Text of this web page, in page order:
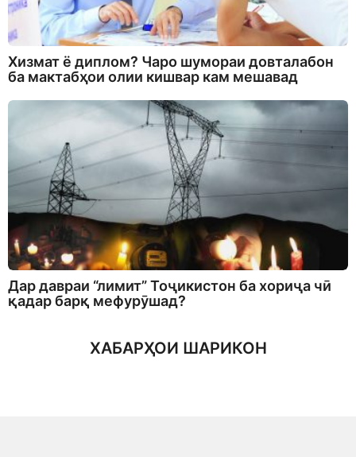
Хизмат ё диплом? Чаро шумораи довталабон
ба мактабҳои олии кишвар кам мешавад
Дар давраи “лимит” Тоҷикистон ба хориҷа чӣ
қадар барқ мефурӯшад?
ХАБАРҲОИ ШАРИКОН